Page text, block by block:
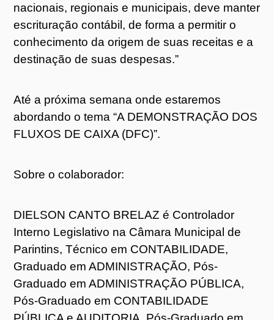
nacionais, regionais e municipais, deve manter
escrituração contábil, de forma a permitir o
conhecimento da origem de suas receitas e a
destinação de suas despesas.”
Até a próxima semana onde estaremos
abordando o tema “A DEMONSTRAÇÃO DOS
FLUXOS DE CAIXA (DFC)”.
Sobre o colaborador:
DIELSON CANTO BRELAZ é Controlador
Interno Legislativo na Câmara Municipal de
Parintins, Técnico em CONTABILIDADE,
Graduado em ADMINISTRAÇÃO, Pós-
Graduado em ADMINISTRAÇÃO PÚBLICA,
Pós-Graduado em CONTABILIDADE